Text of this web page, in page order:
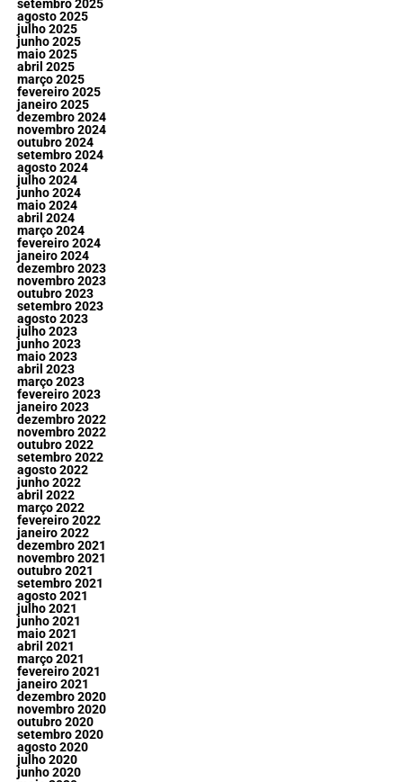
setembro 2025
agosto 2025
julho 2025
junho 2025
maio 2025
abril 2025
março 2025
fevereiro 2025
janeiro 2025
dezembro 2024
novembro 2024
outubro 2024
setembro 2024
agosto 2024
julho 2024
junho 2024
maio 2024
abril 2024
março 2024
fevereiro 2024
janeiro 2024
dezembro 2023
novembro 2023
outubro 2023
setembro 2023
agosto 2023
julho 2023
junho 2023
maio 2023
abril 2023
março 2023
fevereiro 2023
janeiro 2023
dezembro 2022
novembro 2022
outubro 2022
setembro 2022
agosto 2022
junho 2022
abril 2022
março 2022
fevereiro 2022
janeiro 2022
dezembro 2021
novembro 2021
outubro 2021
setembro 2021
agosto 2021
julho 2021
junho 2021
maio 2021
abril 2021
março 2021
fevereiro 2021
janeiro 2021
dezembro 2020
novembro 2020
outubro 2020
setembro 2020
agosto 2020
julho 2020
junho 2020